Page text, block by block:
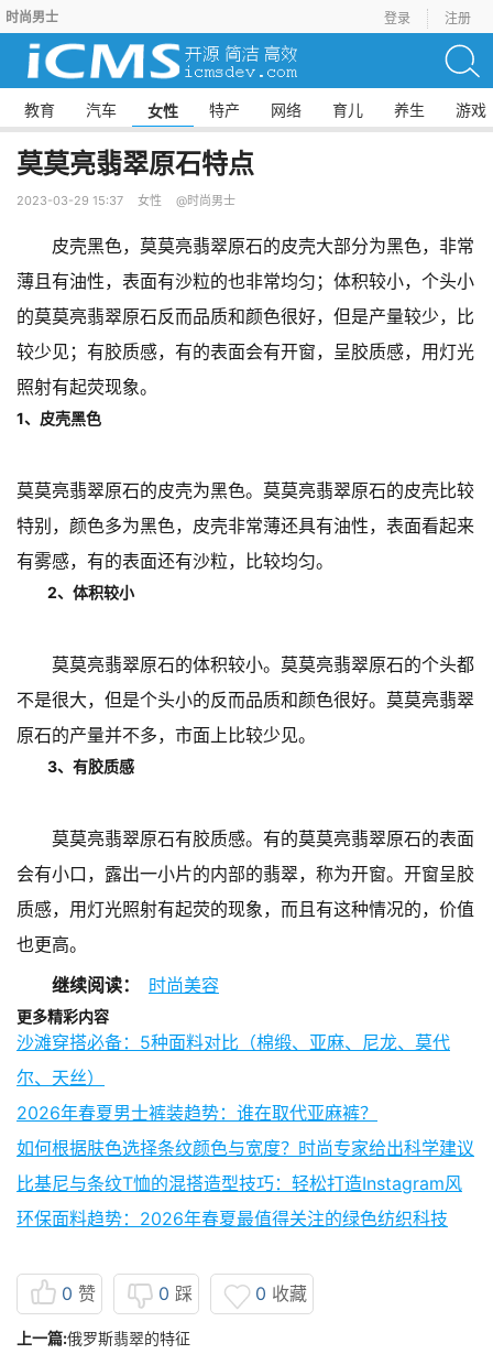
时尚男士 登录 注册
教育 汽车 女性 特产 网络 育儿 养生 游戏
莫莫亮翡翠原石特点
2023-03-29 15:37 女性 @时尚男士
皮壳黑色，莫莫亮翡翠原石的皮壳大部分为黑色，非常
薄且有油性，表面有沙粒的也非常均匀；体积较小，个头小
的莫莫亮翡翠原石反而品质和颜色很好，但是产量较少，比
较少见；有胶质感，有的表面会有开窗，呈胶质感，用灯光
照射有起荧现象。
1、皮壳黑色
莫莫亮翡翠原石的皮壳为黑色。莫莫亮翡翠原石的皮壳比较
特别，颜色多为黑色，皮壳非常薄还具有油性，表面看起来
有雾感，有的表面还有沙粒，比较均匀。
2、体积较小
莫莫亮翡翠原石的体积较小。莫莫亮翡翠原石的个头都
不是很大，但是个头小的反而品质和颜色很好。莫莫亮翡翠
原石的产量并不多，市面上比较少见。
3、有胶质感
莫莫亮翡翠原石有胶质感。有的莫莫亮翡翠原石的表面
会有小口，露出一小片的内部的翡翠，称为开窗。开窗呈胶
质感，用灯光照射有起荧的现象，而且有这种情况的，价值
也更高。
继续阅读：
时尚美容
更多精彩内容
沙滩穿搭必备：5种面料对比（棉缎、亚麻、尼龙、莫代
尔、天丝）
2026年春夏男士裤装趋势：谁在取代亚麻裤？
如何根据肤色选择条纹颜色与宽度？时尚专家给出科学建议
比基尼与条纹T恤的混搭造型技巧：轻松打造Instagram风
环保面料趋势：2026年春夏最值得关注的绿色纺织科技
0 赞 0 踩 0 收藏
上一篇:俄罗斯翡翠的特征